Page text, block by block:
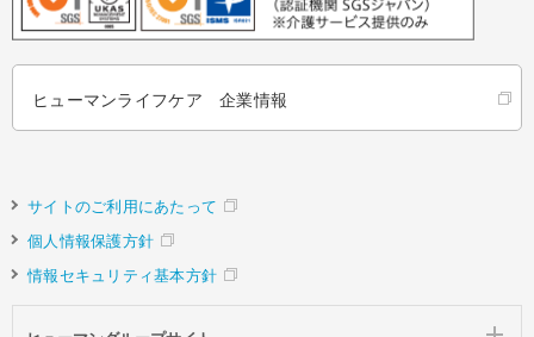
ヒューマンライフケア 企業情報
サイトのご利用にあたって
個人情報保護方針
情報セキュリティ基本方針